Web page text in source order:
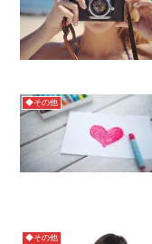
◆その他
◆その他